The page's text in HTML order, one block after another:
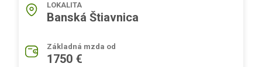
LOKALITA
Banská Štiavnica
Základná mzda od
1750 €